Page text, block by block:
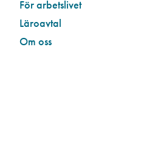
För arbetslivet
Läroavtal
Om oss